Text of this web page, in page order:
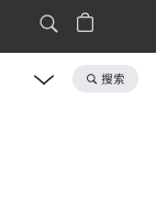
搜索